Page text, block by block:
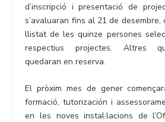
d’inscripció i presentació de
s’avaluaran fins al 21 de
llistat de les quinze persones
respectius projectes. Altres
quedaran en reserva.
El pròxim mes de gener
formació, tutorización i
en les noves instal·lacions de